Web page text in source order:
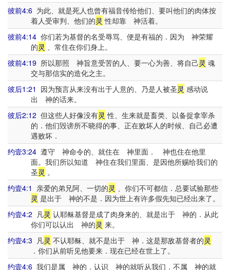
彼前4:6 为此、就是死人也曾有福音传给他们、要叫他们的肉体按
着人受审判、他们的灵 性却靠 神活着。
彼前4:14 你们若为基督的名受辱骂、便是有福的．因为 神荣耀
的灵 、常住在你们身上。
彼前4:19 所以那照 神旨意受苦的人、要一心为善、将自己灵 魂
交与那信实的造化之主。
彼后1:21 因为预言从来没有出于人意的、乃是人被圣灵 感动说
出 神的话来。
彼后2:12 但这些人好像没有灵 性、生来就是畜类、以备捉拿宰杀
的．他们毁谤所不晓得的事、正在败坏人的时候、自己必遭
遇败坏．
约壹3:24 遵守 神命令的、就住在 神里面． 神也住在他里
面。我们所以知道 神住在我们里面、是因他所赐给我们的
圣灵 。
约壹4:1 亲爱的弟兄阿、一切的灵 、你们不可都信．总要试验那些
灵 是出于 神的不是．因为世上有许多假先知已经出来了。
约壹4:2 凡灵 认耶稣基督是成了肉身来的、就是出于 神的．从此
你们可以认出 神的灵 来。
约壹4:3 凡灵 不认耶稣、就不是出于 神．这是那敌基督者的灵
．你们从前听见他要来．现在已经在世上了。
约壹4:6 我们是属 神的．认识 神的就听从我们．不属 神的就